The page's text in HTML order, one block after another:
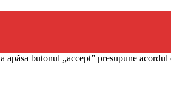
butonul „accept” presupune